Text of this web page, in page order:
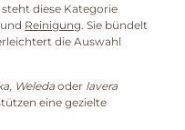
diese Kategorie
und Reinigung. Sie bündelt
die Auswahl
, Weleda oder lavera
eine gezielte